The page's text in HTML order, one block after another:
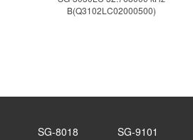
B(Q3102LC02000500)
SG-8018 SG-9101